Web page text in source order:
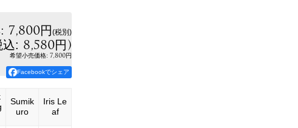
: 7,800円(税別)
込: 8,580円)
希望小売価格: 7,800円
Facebookでシェア
Sumik
uro
Iris Le
af